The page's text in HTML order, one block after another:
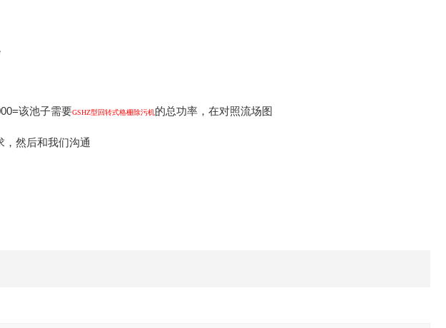
该池子需要GSHZ型回转式格栅除污机的总功率，在对照流场图
，然后和我们沟通